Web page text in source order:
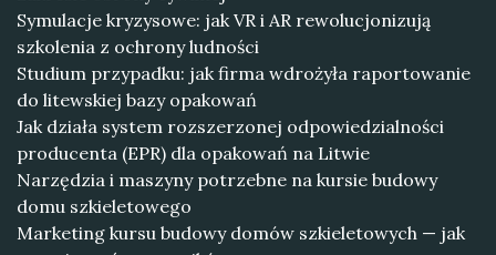
Symulacje kryzysowe: jak VR i AR rewolucjonizują
szkolenia z ochrony ludności
Studium przypadku: jak firma wdrożyła raportowanie
do litewskiej bazy opakowań
Jak działa system rozszerzonej odpowiedzialności
producenta (EPR) dla opakowań na Litwie
Narzędzia i maszyny potrzebne na kursie budowy
domu szkieletowego
Marketing kursu budowy domów szkieletowych — jak